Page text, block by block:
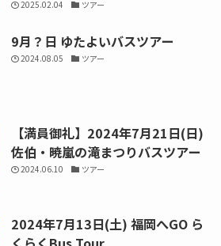
2025.02.04 ツアー
9月？日 ゆたよいバスツアー
2024.08.05 ツアー
【満員御礼】2024年7月21日(日)
佐伯・暁嵐の滝まつりバスツアー
2024.06.10 ツアー
2024年7月13日(土) 福岡へGO ら